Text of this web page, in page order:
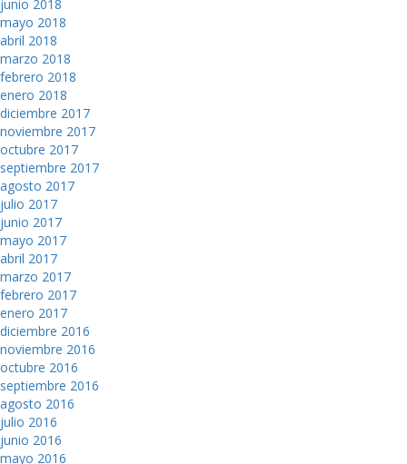
junio 2018
mayo 2018
abril 2018
marzo 2018
febrero 2018
enero 2018
diciembre 2017
noviembre 2017
octubre 2017
septiembre 2017
agosto 2017
julio 2017
junio 2017
mayo 2017
abril 2017
marzo 2017
febrero 2017
enero 2017
diciembre 2016
noviembre 2016
octubre 2016
septiembre 2016
agosto 2016
julio 2016
junio 2016
mayo 2016